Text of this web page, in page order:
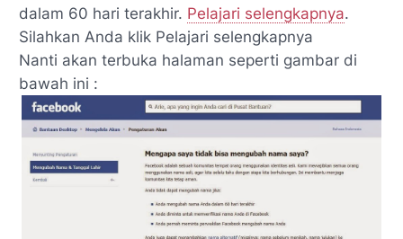
dalam 60 hari terakhir. Pelajari selengkapnya.
Silahkan Anda klik Pelajari selengkapnya
Nanti akan terbuka halaman seperti gambar di
bawah ini :